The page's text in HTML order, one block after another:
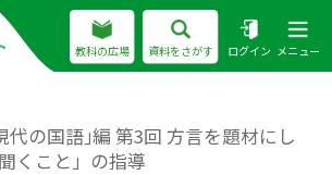
教科の広場 資料をさがす ログイン メニュー
代の国語｣編 第3回 方言を題材にし
くこと」の指導